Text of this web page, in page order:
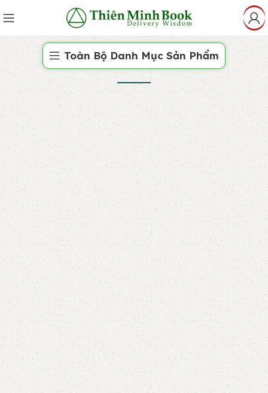
Toàn Bộ Danh Mục Sản Phẩm